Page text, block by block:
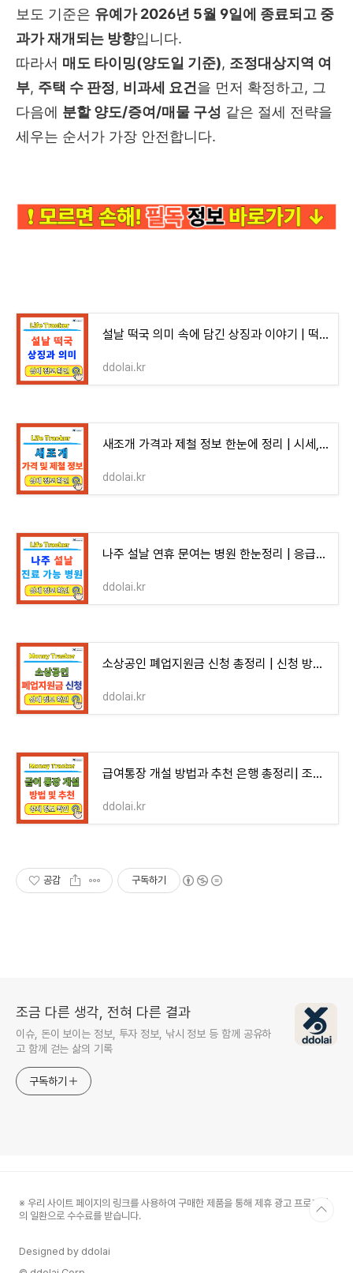
보도 기준은 유예가 2026년 5월 9일에 종료되고 중
과가 재개되는 방향입니다.
따라서 매도 타이밍(양도일 기준), 조정대상지역 여
부, 주택 수 판정, 비과세 요건을 먼저 확정하고, 그
다음에 분할 양도/증여/매물 구성 같은 절세 전략을
세우는 순서가 가장 안전합니다.
설날 떡국 의미 속에 담긴 상징과 이야기 | 떡국 역사, 설날 대표 음식, 떡국 재료 준비, 명절 차
ddolai.kr
새조개 가격과 제철 정보 한눈에 정리 | 시세, 제철, 산지, 손질, 보관법
ddolai.kr
나주 설날 연휴 문여는 병원 한눈정리 | 응급실, 당직병원, 소아과, 약국, 진료시간
ddolai.kr
소상공인 폐업지원금 신청 총정리 | 신청 방법, 지원 대상, 지급일, 서류, 상담처
ddolai.kr
급여통장 개설 방법과 추천 은행 총정리| 조건, 혜택, 이자, 서류, 비교
ddolai.kr
공감 구독하기
조금 다른 생각, 전혀 다른 결과
이슈, 돈이 보이는 정보, 투자 정보, 낚시 정보 등 함께 공유하
고 함께 걷는 삶의 기록
구독하기
※ 우리 사이트 페이지의 링크를 사용하여 구매한 제품을 통해 제휴 광고 프로그램
의 일환으로 수수료를 받습니다.
Designed by ddolai